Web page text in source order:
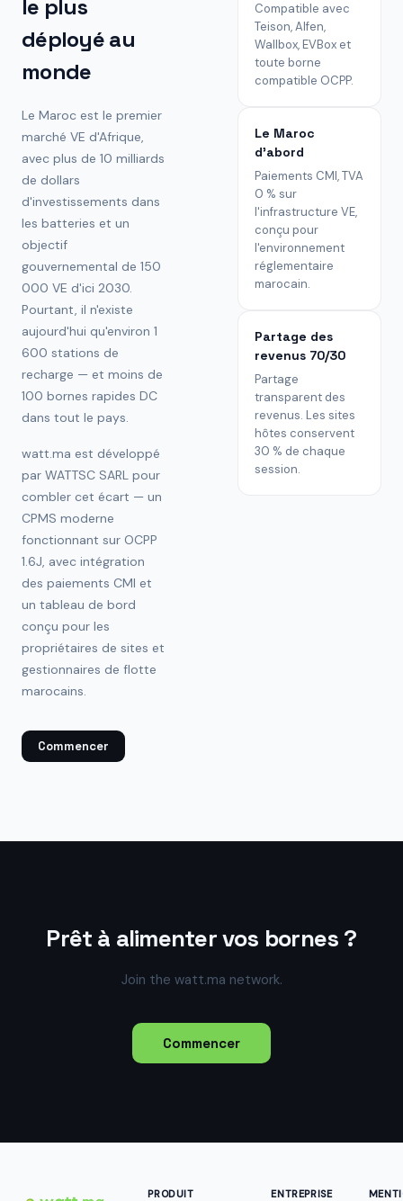
le plus
déployé au
monde
Le Maroc est le premier
marché VE d'Afrique,
avec plus de 10 milliards
de dollars
d'investissements dans
les batteries et un
objectif
gouvernemental de 150
000 VE d'ici 2030.
Pourtant, il n'existe
aujourd'hui qu'environ 1
600 stations de
recharge — et moins de
100 bornes rapides DC
dans tout le pays.
watt.ma est développé
par WATTSC SARL pour
combler cet écart — un
CPMS moderne
fonctionnant sur OCPP
1.6J, avec intégration
des paiements CMI et
un tableau de bord
conçu pour les
propriétaires de sites et
gestionnaires de flotte
marocains.
Commencer
Compatible avec
Teison, Alfen,
Wallbox, EVBox et
toute borne
compatible OCPP.
Le Maroc
d'abord
Paiements CMI, TVA
0 % sur
l'infrastructure VE,
conçu pour
l'environnement
réglementaire
marocain.
Partage des
revenus 70/30
Partage
transparent des
revenus. Les sites
hôtes conservent
30 % de chaque
session.
Prêt à alimenter vos bornes ?
Join the watt.ma network.
Commencer
PRODUIT ENTREPRISE